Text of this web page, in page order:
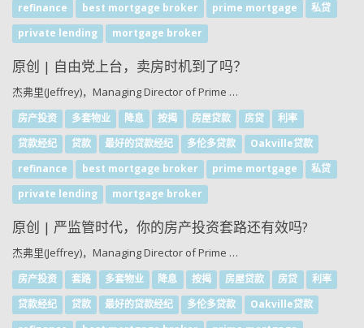
refinance
best mortgage broker prime mortgage
私贷
private lending
mortgage broker
原创 | 自由党上台，卖房时机到了吗？
杰弗里(Jeffrey)，Managing Director of Prime …
房产投资 多套物业 降息 按揭 房屋贷款 房贷
利率
贷款经纪
贷款 最好的贷款经纪 多伦多贷款
Oakville贷款
refinance
best mortgage broker prime mortgage
私贷
private lending
mortgage broker
原创 | 严监管时代，你的房产投资套路还有效吗?
杰弗里(Jeffrey)，Managing Director of Prime …
房产投资 套路 多套物业 降息 按揭 房屋贷款 房贷
利率
贷款经纪
贷款 最好的贷款经纪 多伦多贷款
Oakville贷款